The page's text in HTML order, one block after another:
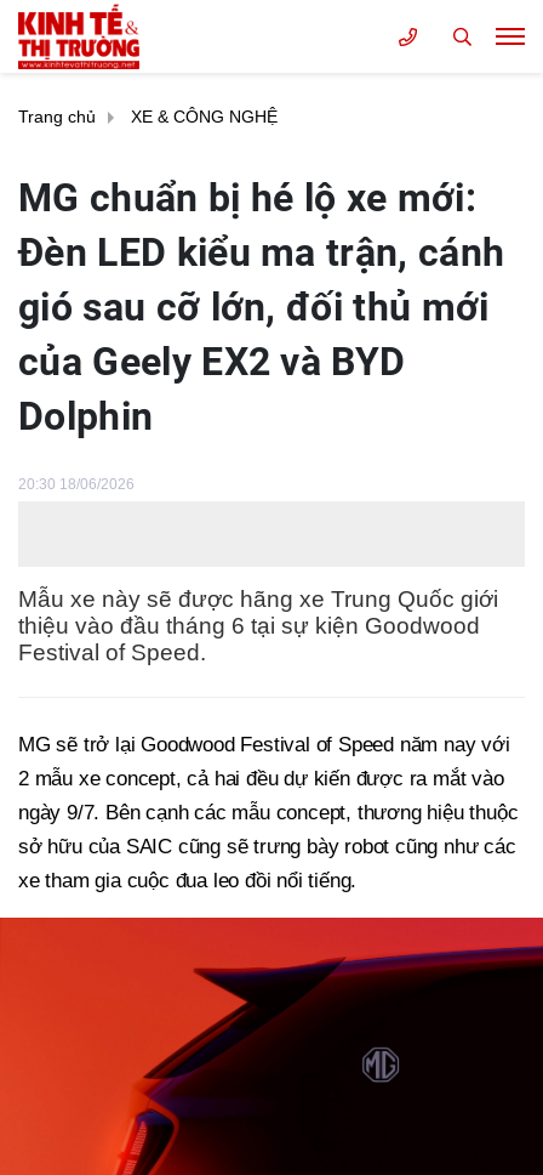
Trang chủ XE & CÔNG NGHỆ
MG chuẩn bị hé lộ xe mới:
Đèn LED kiểu ma trận, cánh
gió sau cỡ lớn, đối thủ mới
của Geely EX2 và BYD
Dolphin
20:30 18/06/2026
Mẫu xe này sẽ được hãng xe Trung Quốc giới
thiệu vào đầu tháng 6 tại sự kiện Goodwood
Festival of Speed.
MG sẽ trở lại Goodwood Festival of Speed năm nay với
2 mẫu xe concept, cả hai đều dự kiến được ra mắt vào
ngày 9/7. Bên cạnh các mẫu concept, thương hiệu thuộc
sở hữu của SAIC cũng sẽ trưng bày robot cũng như các
xe tham gia cuộc đua leo đồi nổi tiếng.